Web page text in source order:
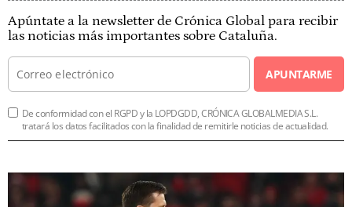
Apúntate a la newsletter de Crónica Global para recibir
las noticias más importantes sobre Cataluña.
APUNTARME
De conformidad con el RGPD y la LOPDGDD, CRÓNICA GLOBALMEDIA S.L.
tratará los datos facilitados con la finalidad de remitirle noticias de actualidad.